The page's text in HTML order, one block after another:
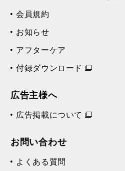
会員規約
お知らせ
アフターケア
付録ダウンロード
広告主様へ
広告掲載について
お問い合わせ
よくある質問